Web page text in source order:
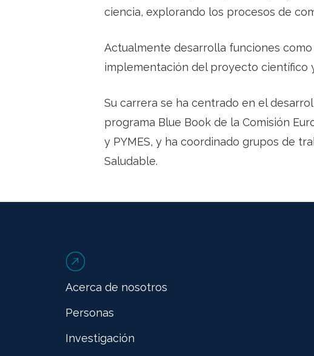
ciencia, explorando los procesos de
Actualmente desarrolla funciones
implementación del proyecto científico
Su carrera se ha centrado en el
programa Blue Book de la Comisión
y PYMES, y ha coordinado grupos de
Saludable.
Acerca de nosotros
Personas
Investigación